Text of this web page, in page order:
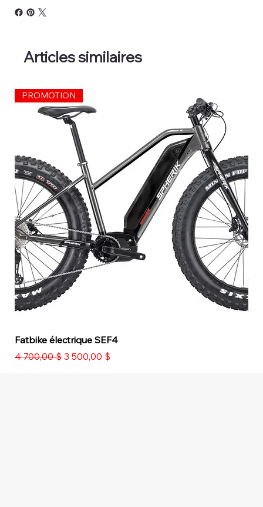
Articles similaires
PROMOTION
Fatbike électrique SEF4
Prix original
4 700,00 $ Prix promotionnel
3 500,00 $